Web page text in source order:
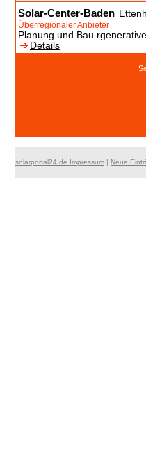
Solar-Center-Baden
Überregionaler Anbieter
Planung und Bau
Details
solarportal24.de Impressum | Neue